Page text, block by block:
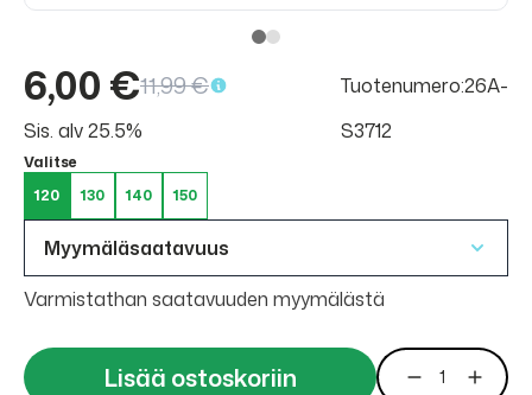
6,00 €11,99 €
Sis. alv 25.5%
Tuotenumero:26A-
S3712
Valitse
120
130 140 150
Myymäläsaatavuus
Varmistathan saatavuuden myymälästä
Lisää ostoskoriin